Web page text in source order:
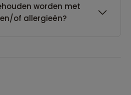
worden met
of allergieën?